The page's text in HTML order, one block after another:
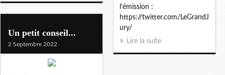
l'émission :
https://twitter.com/LeGrandJ
ury/
Lire la suite
Un petit conseil...
2 Septembre 2022